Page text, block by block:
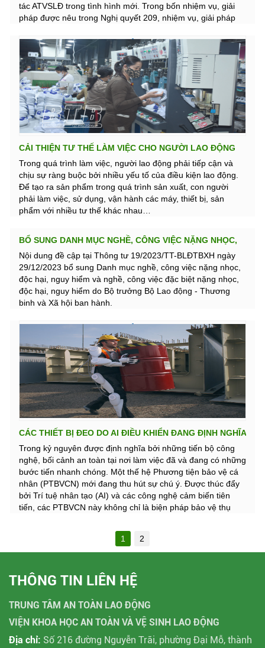
tác ATVSLĐ trong tình hình mới. Trong bốn nhiệm vụ, giải
pháp được nêu trong Nghị quyết 209, nhiệm vụ, giải pháp
nhiệm đối với công tác ATVSLĐ. Điều này cho thấy Chính
phủ đặt trọng tâm vào văn hóa phòng ngừa trong ATVSLĐ –
được xem là giải pháp bền vững để ngăn chặn tai nạn lao
động, bệnh nghề nghiệp (TNLĐ, BNN).
CẢI THIỆN TƯ THẾ LÀM VIỆC CHO NGƯỜI LAO ĐỘNG
Trong quá trình làm việc, người lao động phải tiếp cận và
chịu sự ràng buộc bởi nhiều yếu tố của điều kiện lao động.
Để tạo ra sản phẩm trong quá trình sản xuất, con người
phải làm việc, sử dụng, vận hành các máy, thiết bị, sản
phẩm với nhiều tư thế khác nhau…
BỔ SUNG DANH MỤC NGHỀ, CÔNG VIỆC NẶNG NHỌC,
ĐỘC HẠI, NGUY HIỂM TỪ 15/02/2024
Nội dung đề cập tại Thông tư 19/2023/TT-BLĐTBXH ngày
29/12/2023 bổ sung Danh mục nghề, công việc nặng nhọc,
độc hại, nguy hiểm và nghề, công việc đặc biệt nặng nhọc,
độc hại, nguy hiểm do Bộ trưởng Bộ Lao động - Thương
binh và Xã hội ban hành.
CÁC THIẾT BỊ ĐEO DO AI ĐIỀU KHIỂN ĐANG ĐỊNH NGHĨA
LẠI THIẾT BỊ AN TOÀN NHƯ THẾ NÀO?
Trong kỷ nguyên được định nghĩa bởi những tiến bộ công
nghệ, bối cảnh an toàn tại nơi làm việc đã và đang có những
bước tiến nhanh chóng. Một thế hệ Phương tiện bảo vệ cá
nhân (PTBVCN) mới đang thu hút sự chú ý. Được thúc đẩy
bởi Trí tuệ nhân tạo (AI) và các công nghệ cảm biến tiên
tiến, các PTBVCN này không chỉ là biện pháp bảo vệ thụ
hướng tới sự an toàn của người lao động.
1
2
THÔNG TIN LIÊN HỆ
TRUNG TÂM AN TOÀN LAO ĐỘNG
VIỆN KHOA HỌC AN TOÀN VÀ VỆ SINH LAO ĐỘNG
Địa chỉ: Số 216 đường Nguyễn Trãi, phường Đại Mỗ, thành